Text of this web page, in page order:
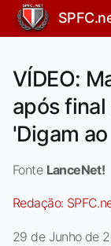
VÍDEO:
após
'Digam
Fonte LanceNet!
Redação:
29 de Junho de